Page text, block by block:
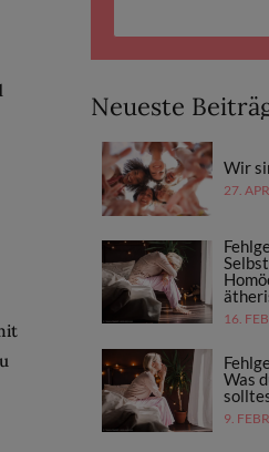
Neueste
Wir
27.
16.
Was
9.